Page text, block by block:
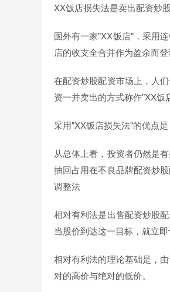
XX饭店损失法是卖出配资炒
国外有一家"XX饭店"，采用
店的收支全合并作为盈余而
在配资炒股配资市场上，人
资一并卖出的方式称作"XX饭
采用"XX饭店损失法"的优点
从总体上看，投资者仍然是
抽回占用在不良品牌配资炒
调整法
相对有利法是出售配资炒股
当股价到达这一目标，就立即
相对有利法的理论基础是，
对的高价与绝对的低价。